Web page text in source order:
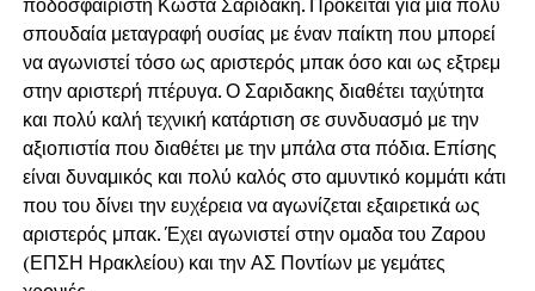
σπουδαία μεταγραφή ουσίας με έναν παίκτη που μπορεί
να αγωνιστεί τόσο ως αριστερός μπακ όσο και ως εξτρεμ
στην αριστερή πτέρυγα. Ο Σαριδακης διαθέτει ταχύτητα
και πολύ καλή τεχνική κατάρτιση σε συνδυασμό με την
αξιοπιστία που διαθέτει με την μπάλα στα πόδια. Επίσης
είναι δυναμικός και πολύ καλός στο αμυντικό κομμάτι κάτι
που του δίνει την ευχέρεια να αγωνίζεται εξαιρετικά ως
αριστερός μπακ. Έχει αγωνιστεί στην ομαδα του Ζαρου
(ΕΠΣΗ Ηρακλείου) και την ΑΣ Ποντίων με γεμάτες